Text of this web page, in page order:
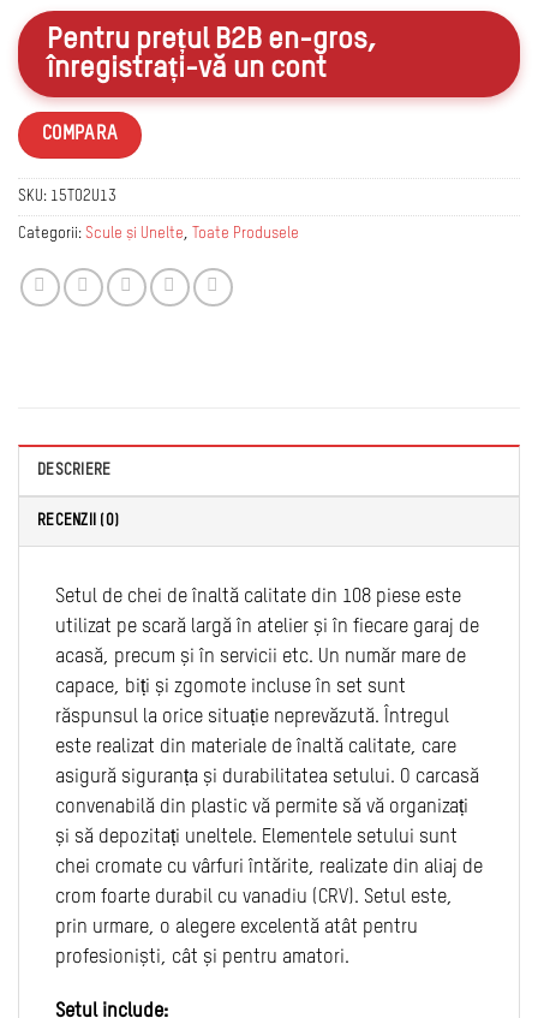
Pentru prețul B2B en-gros,
înregistrați-vă un cont
COMPARA
SKU: 15TO2U13
Categorii: Scule și Unelte, Toate Produsele
DESCRIERE
RECENZII (0)
Setul de chei de înaltă calitate din 108 piese este
utilizat pe scară largă în atelier și în fiecare garaj de
acasă, precum și în servicii etc. Un număr mare de
capace, biți și zgomote incluse în set sunt
răspunsul la orice situație neprevăzută. Întregul
este realizat din materiale de înaltă calitate, care
asigură siguranța și durabilitatea setului. O carcasă
convenabilă din plastic vă permite să vă organizați
și să depozitați uneltele. Elementele setului sunt
chei cromate cu vârfuri întărite, realizate din aliaj de
crom foarte durabil cu vanadiu (CRV). Setul este,
prin urmare, o alegere excelentă atât pentru
profesioniști, cât și pentru amatori.
Setul include: